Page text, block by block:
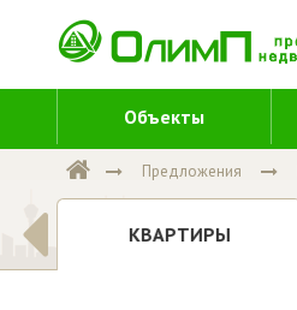
Объекты
Предложения
КВАРТИРЫ